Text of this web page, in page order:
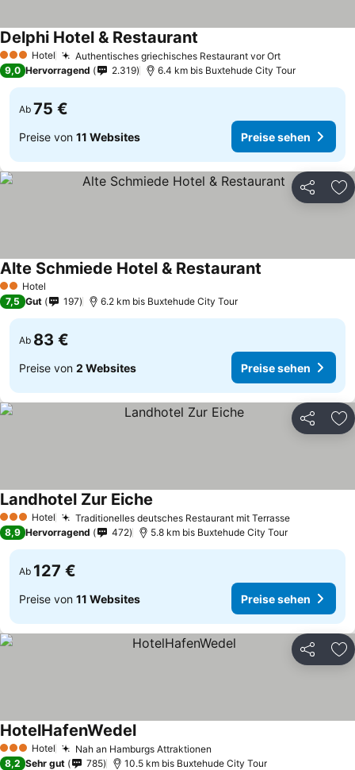
3 SterneHotel Authentisches griechisches Restaurant vor Ort
Delphi Hotel & Restaurant
9,0 Hervorragend 2.319 6.4 km bis Buxtehude City Tour
Ab 75 €
Preise von 11 Websites Preise sehen
Teilen
2 Sterne
Hotel
Alte Schmiede Hotel & Restaurant
7,5 Gut 197 6.2 km bis Buxtehude City Tour
Ab 83 €
Preise von 2 Websites Preise sehen
Teilen
3 SterneHotel Traditionelles deutsches Restaurant mit Terrasse
Landhotel Zur Eiche
8,9 Hervorragend 472 5.8 km bis Buxtehude City Tour
Ab 127 €
Preise von 11 Websites Preise sehen
Teilen
3 SterneHotel Nah an Hamburgs Attraktionen
HotelHafenWedel
8,2 Sehr gut 785 10.5 km bis Buxtehude City Tour